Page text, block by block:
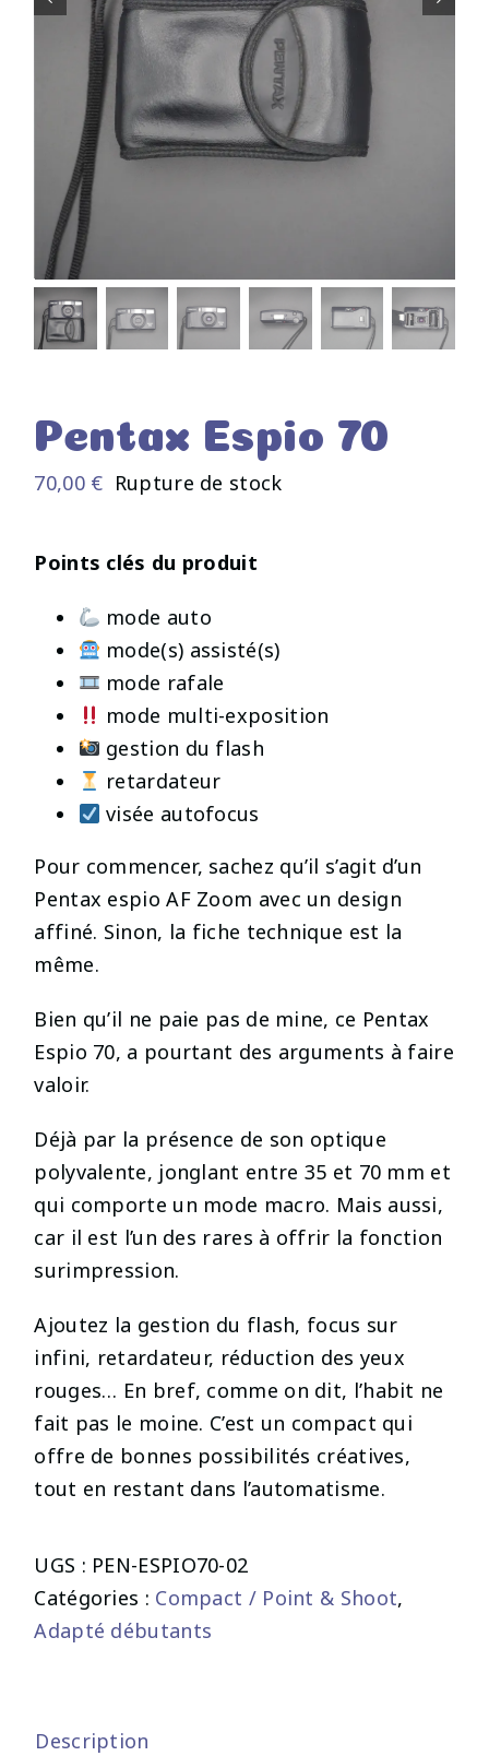
Pentax Espio 70
70,00 € Rupture de stock
Points clés du produit
mode auto
mode(s) assisté(s)
mode rafale
mode multi-exposition
gestion du flash
retardateur
visée autofocus
Pour commencer, sachez qu’il s’agit d’un
Pentax espio AF Zoom avec un design
affiné. Sinon, la fiche technique est la
même.
Bien qu’il ne paie pas de mine, ce Pentax
Espio 70, a pourtant des arguments à faire
valoir.
Déjà par la présence de son optique
polyvalente, jonglant entre 35 et 70 mm et
qui comporte un mode macro. Mais aussi,
car il est l’un des rares à offrir la fonction
surimpression.
Ajoutez la gestion du flash, focus sur
infini, retardateur, réduction des yeux
rouges… En bref, comme on dit, l’habit ne
fait pas le moine. C’est un compact qui
offre de bonnes possibilités créatives,
tout en restant dans l’automatisme.
UGS : PEN-ESPIO70-02
Catégories : Compact / Point & Shoot,
Adapté débutants
Description